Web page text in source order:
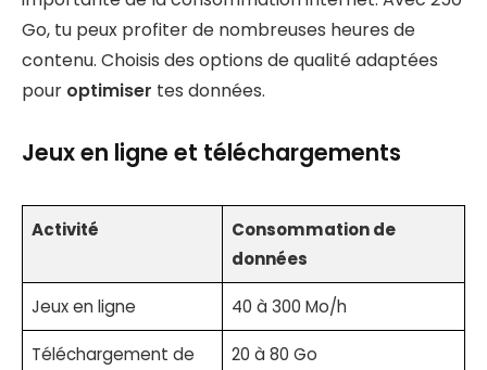
Go, tu peux profiter de nombreuses heures de
contenu. Choisis des options de qualité adaptées
pour optimiser tes données.
Jeux en ligne et téléchargements
Activité
Consommation de
données
Jeux en ligne 40 à 300 Mo/h
Téléchargement de
20 à 80 Go